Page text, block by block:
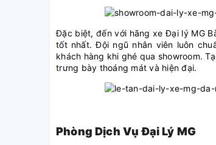
Đặc biệt, đến với hãng xe Đại lý MG
tốt nhất. Đội ngũ nhân viên luôn
khách hàng khi ghé qua showroom.
trưng bày thoáng mát và hiện đại.
Phòng Dịch VụĐại Lý MG